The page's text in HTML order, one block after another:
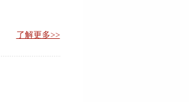
了解更多>>